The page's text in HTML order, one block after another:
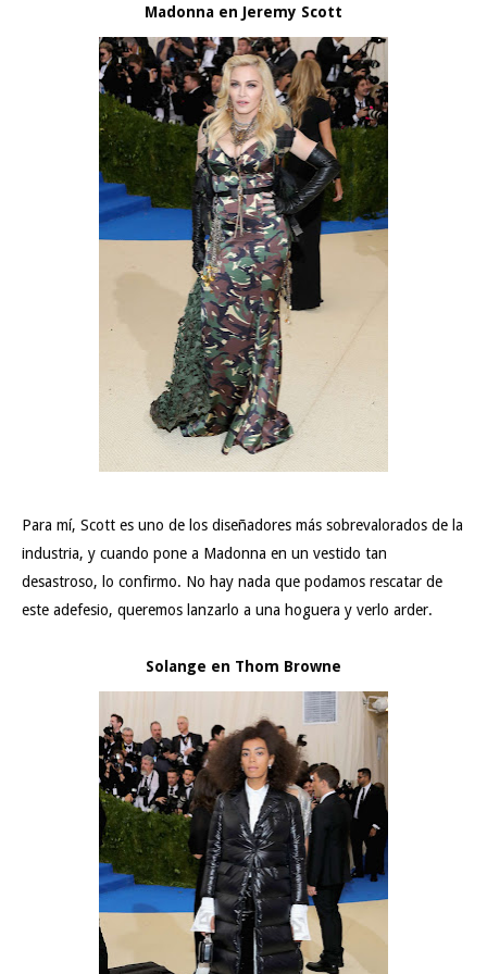
Madonna en Jeremy Scott
Para mí, Scott es uno de los diseñadores más sobrevalorados de la
industria, y cuando pone a Madonna en un vestido tan
desastroso, lo confirmo. No hay nada que podamos rescatar de
este adefesio, queremos lanzarlo a una hoguera y verlo arder.
Solange en Thom Browne